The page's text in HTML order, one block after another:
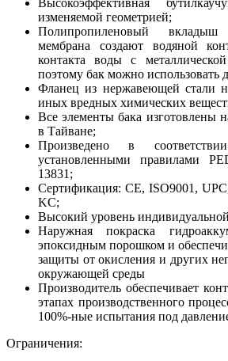
изменяемой геометрией;
Полипропиленовый
мембрана создают водяной
контакта воды с
поэтому бак можно использовать
Фланец из нержавеющей стали
иных вредных химических
Все элементы бака изготовлены
в Тайване;
Произведено в
установленными правилами
13831;
Сертификация: CE, ISO9001,
KC;
Высокий уровень
Наружная покраска
эпоксидным порошком и
защиты от окисления и других
окружающей среды
Производитель обеспечивает
этапах производственного
100%-ные испытания под
Ограничения: